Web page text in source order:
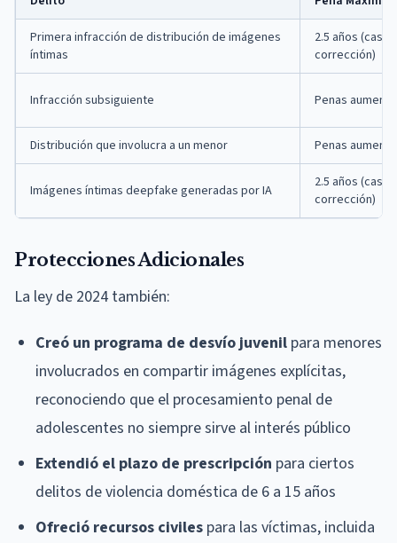
Primera infracción de distribución de imágenes
íntimas
2.5 años (casa
corrección)
Infracción subsiguiente Penas
Distribución que involucra a un menor Penas
Imágenes íntimas deepfake generadas por IA
2.5 años (casa
corrección)
Protecciones Adicionales
La ley de 2024 también:
Creó un programa de desvío juvenil para menores
involucrados en compartir imágenes explícitas,
reconociendo que el procesamiento penal de
adolescentes no siempre sirve al interés público
Extendió el plazo de prescripción para ciertos
delitos de violencia doméstica de 6 a 15 años
Ofreció recursos civiles para las víctimas, incluida